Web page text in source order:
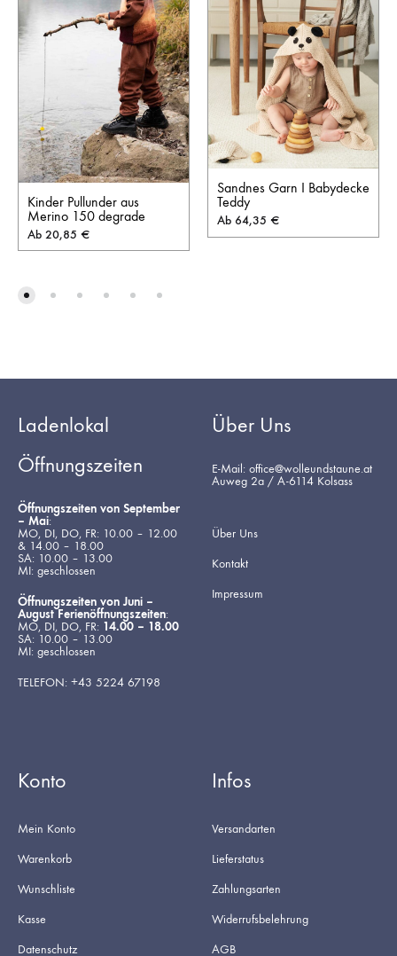
Kinder Pullunder aus
Merino 150 degrade
Ab 20,85 €
Sandnes Garn I Babydecke
Teddy
Ab 64,35 €
Ladenlokal
Öffnungszeiten
Öffnungszeiten von September
– Mai:
MO, DI, DO, FR: 10.00 – 12.00
& 14.00 – 18.00
SA: 10.00 – 13.00
MI: geschlossen
Öffnungszeiten von Juni –
August Ferienöffnungszeiten:
MO, DI, DO, FR: 14.00 – 18.00
SA: 10.00 – 13.00
MI: geschlossen
TELEFON: +43 5224 67198
Über Uns
E-Mail: office@wolleundstaune.at
Auweg 2a / A-6114 Kolsass
Über Uns
Kontakt
Impressum
Konto
Mein Konto
Warenkorb
Wunschliste
Kasse
Datenschutz
Infos
Versandarten
Lieferstatus
Zahlungsarten
Widerrufsbelehrung
AGB